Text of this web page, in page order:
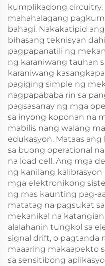
kumplikadong circuitry,
mahahalagang
bahagi. Nakakatipid
bihasang teknisyan
pagpapanatili ng
ng karaniwang tauhan
karaniwang
pagiging simple ng
nagpapababa rin sa
pagsasanay ng mga
sa inyong koponan na
mabilis nang walang
edukasyon. Mataas
sa buong operational
na load cell. Ang mga
ng kanilang kalibrasyon
mga elektronikong
ng mas kaunting pag-
matatag na pagsukat
mekanikal na
alalahanin tungkol sa
signal drift, o pagtanda
maaaring makaapekto
sa sensitibong